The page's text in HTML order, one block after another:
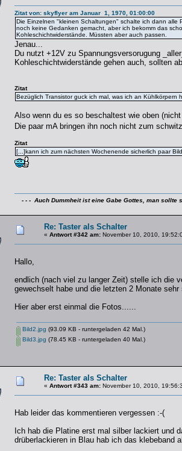
Zitat von: skyflyer am Januar 1, 1970, 01:00:00
Die Einzelnen "kleinen Schaltungen" schalte ich dann alle
noch keine Gedanken gemacht, aber ich bekomm das
Kohleschichtwiderstände. Müssten aber auch passen.
Jenau...
Du nutzt +12V zu Spannungsversorugung
Kohleschichtwiderstände gehen auch, sollten
Zitat
Bezüglich Transistor guck ich mal, was ich an Kühlkörpern
Also wenn du es so beschaltest wie oben
Die paar mA bringen ihn noch nicht zum
Zitat
[...]kann ich zum nächsten Wochenende sicherlich paar
- - - Auch Dummheit ist eine Gabe Gottes, man sollte
Re: Taster als Schalter
« Antwort #342 am: November 10, 2010,
Hallo,
endlich (nach viel zu langer Zeit) stelle ich die
gewechselt habe und die letzten 2 Monate sehr
Hier aber erst einmal die Fotos......
Bild2.jpg (93.09 KB - runtergeladen 42 Mal.)
Bild3.jpg (78.45 KB - runtergeladen 40 Mal.)
Re: Taster als Schalter
« Antwort #343 am: November 10, 2010,
Hab leider das kommentieren vergessen :-(
Ich hab die Platine erst mal silber lackiert und
drüberlackieren in Blau hab ich das klebeband